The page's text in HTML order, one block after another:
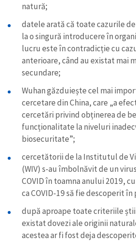
natură;
datele arată că toate cazurile de
la o singură introducere în
lucru este în contradicție cu
anterioare, când au existat mai
secundare;
Wuhan găzduiește cel mai
cercetare din China, care „a
cercetări privind obținerea de
funcționalitate la niveluri
biosecuritate”;
cercetătorii de la Institutul de
(WIV) s-au îmbolnăvit de un
COVID în toamna anului 2019,
ca COVID-19 să fie descoperit în
după aproape toate criteriile
existat dovezi ale originii
acestea ar fi fost deja